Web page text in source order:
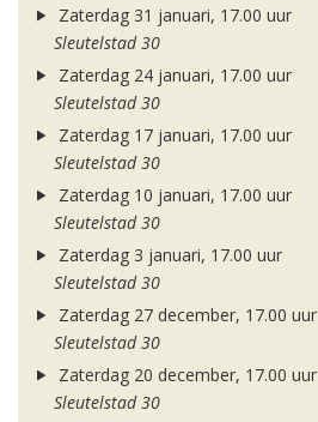
Zaterdag 31 januari, 17.00 uur
Sleutelstad 30
Zaterdag 24 januari, 17.00 uur
Sleutelstad 30
Zaterdag 17 januari, 17.00 uur
Sleutelstad 30
Zaterdag 10 januari, 17.00 uur
Sleutelstad 30
Zaterdag 3 januari, 17.00 uur
Sleutelstad 30
Zaterdag 27 december, 17.00 uur
Sleutelstad 30
Zaterdag 20 december, 17.00 uur
Sleutelstad 30